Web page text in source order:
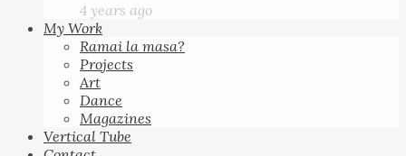
4 years ago
My Work
Ramai la masa?
Projects
Art
Dance
Magazines
Vertical Tube